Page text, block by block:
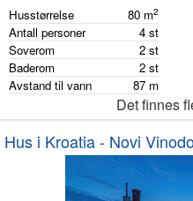
Husstørrelse 80 m2
Antall personer 4 st
Soverom
2 st
Baderom
2 st
Avstand til vann
87 m
Det finnes
Hus i Kroatia - Novi